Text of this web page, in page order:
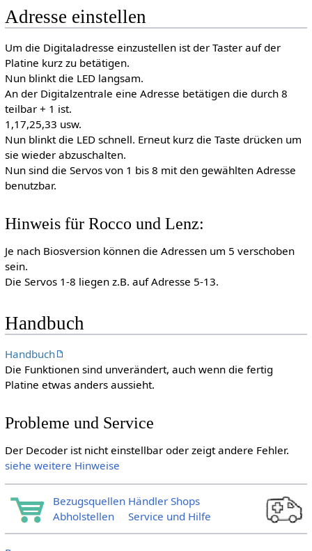
Adresse einstellen
Um die Digitaladresse einzustellen ist der Taster auf der
Platine kurz zu betätigen.
Nun blinkt die LED langsam.
An der Digitalzentrale eine Adresse betätigen die durch 8
teilbar + 1 ist.
1,17,25,33 usw.
Nun blinkt die LED schnell. Erneut kurz die Taste drücken um
sie wieder abzuschalten.
Nun sind die Servos von 1 bis 8 mit den gewählten Adresse
benutzbar.
Hinweis für Rocco und Lenz:
Je nach Biosversion können die Adressen um 5 verschoben
sein.
Die Servos 1-8 liegen z.B. auf Adresse 5-13.
Handbuch
Handbuch
Die Funktionen sind unverändert, auch wenn die fertig
Platine etwas anders aussieht.
Probleme und Service
Der Decoder ist nicht einstellbar oder zeigt andere Fehler.
siehe weitere Hinweise
Bezugsquellen Händler Shops
Abholstellen
Service und Hilfe